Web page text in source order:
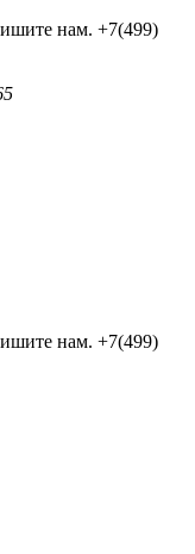
нам. +7(499)
нам. +7(499)